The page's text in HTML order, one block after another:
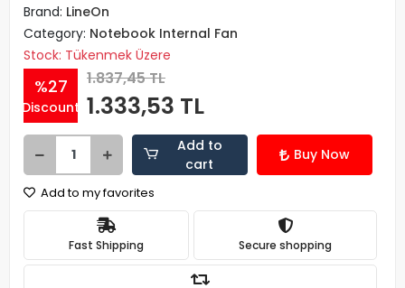
Brand: LineOn
Category: Notebook Internal Fan
Stock: Tükenmek Üzere
%27
Discount
1.837,45 TL
1.333,53 TL
Add to
cart
Buy Now
Add to my favorites
Fast Shipping Secure shopping